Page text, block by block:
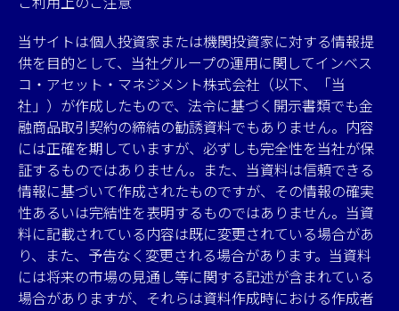
当サイトは個人投資家または機関投資家に対する情報提
供を目的として、当社グループの運用に関してインベス
コ・アセット・マネジメント株式会社（以下、「当
社」）が作成したもので、法令に基づく開示書類でも金
融商品取引契約の締結の勧誘資料でもありません。内容
には正確を期していますが、必ずしも完全性を当社が保
証するものではありません。また、当資料は信頼できる
情報に基づいて作成されたものですが、その情報の確実
性あるいは完結性を表明するものではありません。当資
料に記載されている内容は既に変更されている場合があ
り、また、予告なく変更される場合があります。当資料
には将来の市場の見通し等に関する記述が含まれている
場合がありますが、それらは資料作成時における作成者